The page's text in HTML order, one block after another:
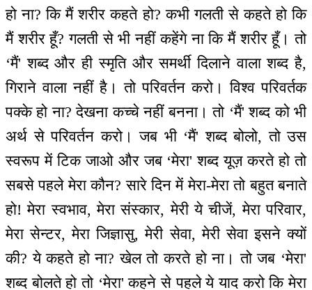
हो ना? कि मैं शरीर कहते हो? कभी गलती से कहते हो कि
मैं शरीर हूँ? गलती से भी नहीं कहेंगे ना कि मैं शरीर हूँ। तो
‘मैं' शब्द और ही स्मृति और समर्थी दिलाने वाला शब्द है,
गिराने वाला नहीं है। तो परिवर्तन करो। विश्व परिवर्तक
पक्के हो ना? देखना कच्चे नहीं बनना। तो ‘मैं' शब्द को भी
अर्थ से परिवर्तन करो। जब भी ‘मैं' शब्द बोलो, तो उस
स्वरूप में टिक जाओ और जब ‘मेरा' शब्द यूज़ करते हो तो
सबसे पहले मेरा कौन? सारे दिन में मेरा-मेरा तो बहुत बनाते
हो! मेरा स्वभाव, मेरा संस्कार, मेरी ये चीजें, मेरा परिवार,
मेरा सेन्टर, मेरा जिज्ञासु, मेरी सेवा, मेरी सेवा इसने क्यों
की? ये कहते हो ना? खेल तो करते हो ना। तो जब ‘मेरा'
शब्द बोलते हो तो ‘मेरा' कहने से पहले ये याद करो कि मेरा